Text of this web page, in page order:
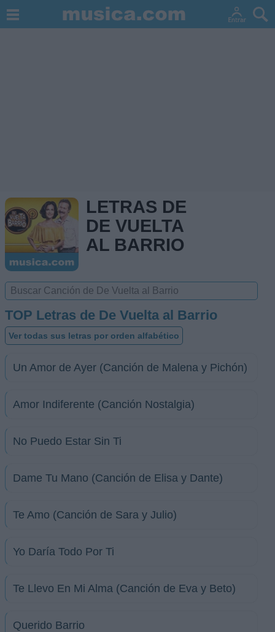
LETRAS DE
DE VUELTA
AL BARRIO
TOP Letras de De Vuelta al Barrio
Ver todas sus letras por orden alfabético
Un Amor de Ayer (Canción de Malena y Pichón)
Amor Indiferente (Canción Nostalgia)
No Puedo Estar Sin Ti
Dame Tu Mano (Canción de Elisa y Dante)
Te Amo (Canción de Sara y Julio)
Yo Daría Todo Por Ti
Te Llevo En Mi Alma (Canción de Eva y Beto)
Querido Barrio